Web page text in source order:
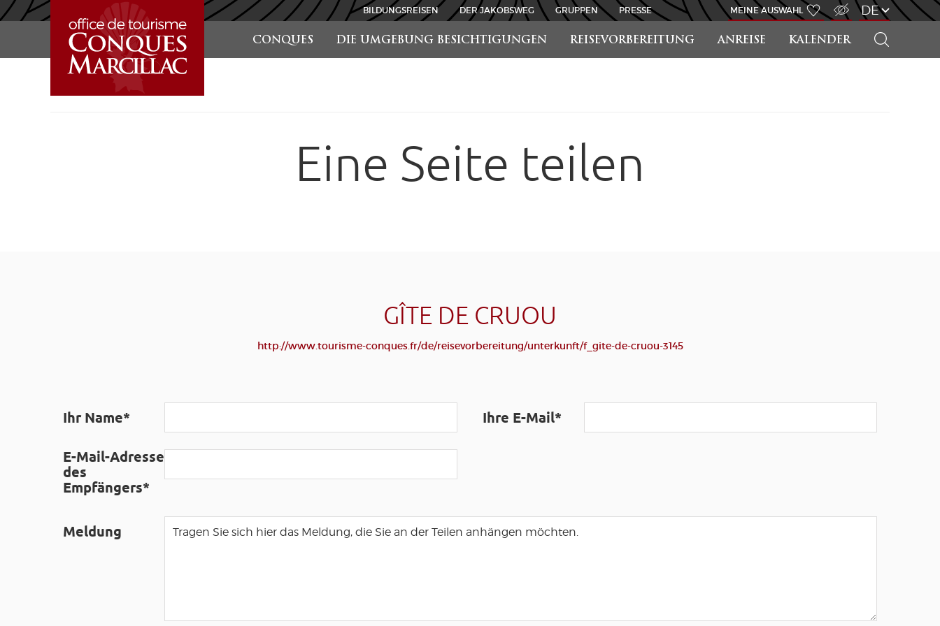
CONQUES DIE UMGEBUNG BESICHTIGUNGEN REISEVORBEREITUNG ANREISE KALENDER
BILDUNGSREISEN DER JAKOBSWEG GRUPPEN PRESSE MEINE AUSWAHL DE
Eine Seite teilen
GÎTE DE CRUOU
http://www.tourisme-conques.fr/de/reisevorbereitung/unterkunft/f_gite-de-cruou-3145
Ihr Name* Ihre E-Mail*
E-Mail-Adresse
des
Empfängers*
Meldung